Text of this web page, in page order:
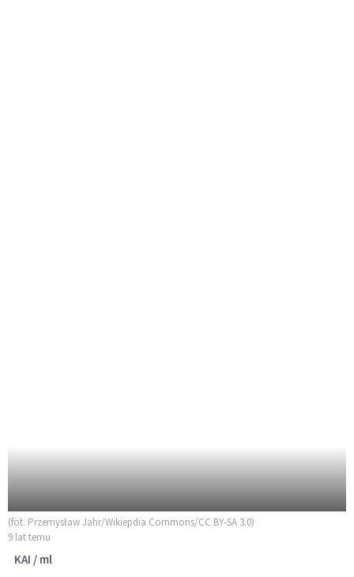
(fot. Przemysław Jahr/Wikiepdia Commons/CC BY-SA 3.0)
9 lat temu
KAI / ml